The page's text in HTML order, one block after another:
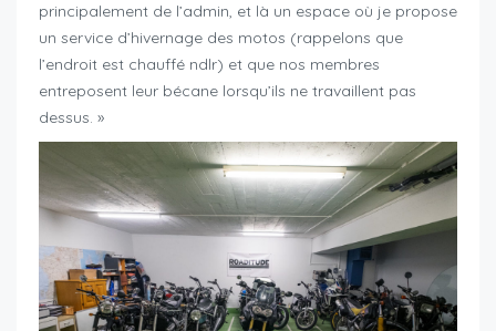
principalement de l’admin, et là un espace où je propose
un service d’hivernage des motos (rappelons que
l’endroit est chauffé ndlr) et que nos membres
entreposent leur bécane lorsqu’ils ne travaillent pas
dessus. »